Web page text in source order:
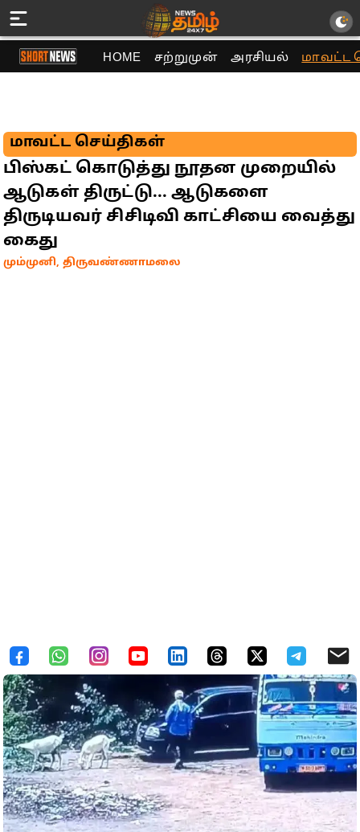
HOME சற்றுமுன் அரசியல் மாவட்ட
மாவட்ட செய்திகள்
பிஸ்கட் கொடுத்து நூதன முறையில்
ஆடுகள் திருட்டு... ஆடுகளை
திருடியவர் சிசிடிவி காட்சியை வைத்து
கைது
மும்முனி, திருவண்ணாமலை